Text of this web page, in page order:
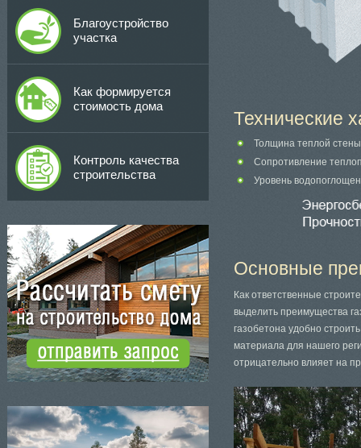
Благоустройство
участка
Как формируется
стоимость дома
Контроль качества
строительства
Технические
Толщина теплой
Сопротивление
Уровень
Основные
Как ответственные
выделить преимущества
газобетона удобно
материала для нашего
отрицательно влияет на